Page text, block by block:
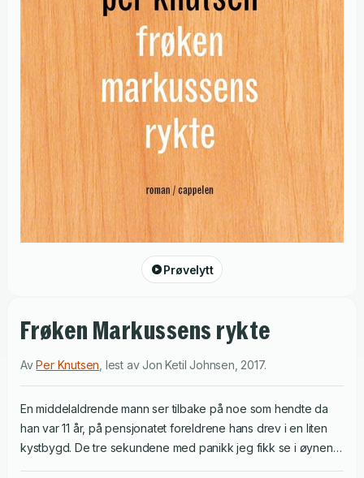
Prøvelytt
Frøken Markussens rykte
AvPer Knutsen lest avJon Ketil Johnsen 2017.
En middelaldrende mann ser tilbake på noe som hendte da
han var 11 år, på pensjonatet foreldrene hans drev i en liten
kystbygd. De tre sekundene med panikk jeg fikk se i øynene